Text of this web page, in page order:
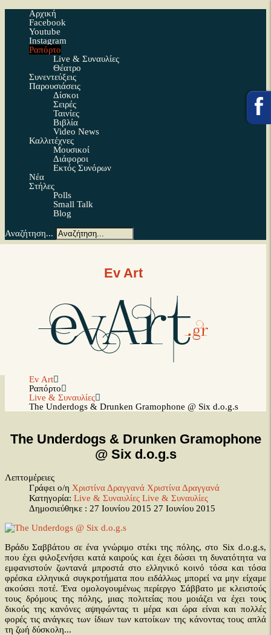
Αρχική
Facebook
Youtube
Instagram
Ραπόρτο
Live & Συναυλίες
Θέατρο
Συνεντεύξεις
Παρουσιάσεις
Δίσκοι
Σειρές
Ταινίες
Βιβλία
Video News
Καλλιτέχνες
Μουσικοί
Διάφοροι
Εκτός Συνόρων
Νέα
Στήλες
Polls
Small Talk
Blog
Αναζήτηση...
Ev Art
Ev Art
Ραπόρτο
Live & Συναυλίες
The Underdogs & Drunken Gramophone @ Six d.o.g.s
The Underdogs & Drunken Gramophone
@ Six d.o.g.s
Λεπτομέρειες
Γράφει ο/η Χριστίνα Δραγγανά Χριστίνα Δραγγανά
Κατηγορία: Live & Συναυλίες Live & Συναυλίες
Δημοσιεύθηκε : 27 Ιουνίου 2015 27 Ιουνίου 2015
Βράδυ Σαββάτου σε ένα γνώριμο στέκι της πόλης, στο Six d.o.g.s,
που έχει φιλοξενήσει κατά καιρούς και έχει δώσει τη δυνατότητα να
εμφανιστούν ζωντανά μπροστά στο ελληνικό κοινό τόσα και τόσα
φρέσκα ελληνικά συγκροτήματα που ειδάλλως μπορεί να μην είχαμε
ακούσει ποτέ. Ένα ομολογουμένως περίεργο Σάββατο με κλειστούς
τους δρόμους της πόλης, μιας πολιτείας που μοιάζει να έχει τους
δικούς της κανόνες αψηφώντας τι μέρα και ώρα είναι και πολλές
φορές τις ανάγκες των ίδιων των κατοίκων της κάνοντας τους απλά
τη ζωή δύσκολη...